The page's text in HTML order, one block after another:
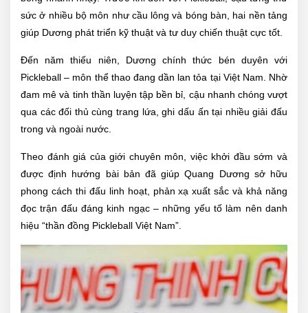
sức ở nhiều bộ môn như cầu lông và bóng bàn, hai nền tảng
giúp Dương phát triển kỹ thuật và tư duy chiến thuật cực tốt.
Đến năm thiếu niên, Dương chính thức bén duyên với
Pickleball – môn thể thao đang dần lan tỏa tại Việt Nam. Nhờ
đam mê và tinh thần luyện tập bền bỉ, cậu nhanh chóng vượt
qua các đối thủ cùng trang lứa, ghi dấu ấn tại nhiều giải đấu
trong và ngoài nước.
Theo đánh giá của giới chuyên môn, việc khởi đầu sớm và
được định hướng bài bản đã giúp Quang Dương sở hữu
phong cách thi đấu linh hoạt, phản xạ xuất sắc và khả năng
đọc trận đấu đáng kinh ngạc – những yếu tố làm nên danh
hiệu “thần đồng Pickleball Việt Nam”.